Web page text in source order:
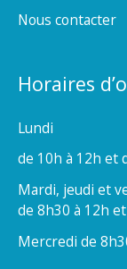
Nous contacter
Horaires
Lundi
de 10h à 12h et
Mardi, jeudi et
de 8h30 à 12h
Mercredi de